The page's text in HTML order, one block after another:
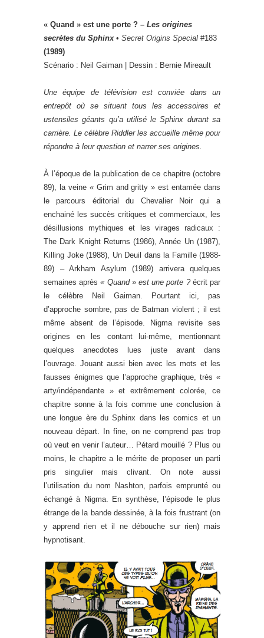
« Quand » est une porte ? – Les origines
secrètes du Sphinx• Secret Origins Special #183
(1989)
Scénario : Neil Gaiman | Dessin : Bernie Mireault
Une équipe de télévision est conviée dans un
entrepôt où se situent tous les accessoires et
ustensiles géants qu’a utilisé le Sphinx durant sa
carrière. Le célèbre Riddler les accueille même pour
répondre à leur question et narrer ses origines.
À l’époque de la publication de ce chapitre (octobre
89), la veine « Grim and gritty » est entamée dans
le parcours éditorial du Chevalier Noir qui a
enchainé les succès critiques et commerciaux, les
désillusions mythiques et les virages radicaux :
The Dark Knight Returns (1986), Année Un (1987),
Killing Joke (1988), Un Deuil dans la Famille (1988-
89) – Arkham Asylum (1989) arrivera quelques
semaines après« Quand » est une porte ?écrit par
le célèbre Neil Gaiman. Pourtant ici, pas
d’approche sombre, pas de Batman violent ; il est
même absent de l’épisode. Nigma revisite ses
origines en les contant lui-même, mentionnant
quelques anecdotes lues juste avant dans
l’ouvrage. Jouant aussi bien avec les mots et les
fausses énigmes que l’approche graphique, très «
arty/indépendante » et extrêmement colorée, ce
chapitre sonne à la fois comme une conclusion à
une longue ère du Sphinx dans les comics et un
nouveau départ. In fine, on ne comprend pas trop
où veut en venir l’auteur… Pétard mouillé ? Plus ou
moins, le chapitre a le mérite de proposer un parti
pris singulier mais clivant. On note aussi
l’utilisation du nom Nashton, parfois emprunté ou
échangé à Nigma. En synthèse, l’épisode le plus
étrange de la bande dessinée, à la fois frustrant (on
y apprend rien et il ne débouche sur rien) mais
hypnotisant.